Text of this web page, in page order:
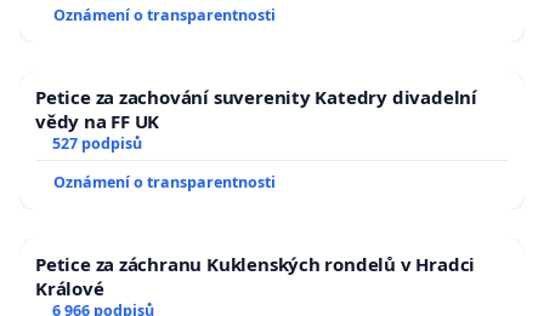
Oznámení o transparentnosti
Petice za zachování suverenity Katedry divadelní
vědy na FF UK
527 podpisů
Oznámení o transparentnosti
Petice za záchranu Kuklenských rondelů v Hradci
Králové
6 966 podpisů